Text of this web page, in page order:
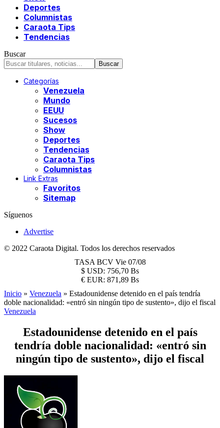
Deportes
Columnistas
Caraota Tips
Tendencias
Buscar
Categorías
Venezuela
Mundo
EEUU
Sucesos
Show
Deportes
Tendencias
Caraota Tips
Columnistas
Link Extras
Favoritos
Sitemap
Síguenos
Advertise
© 2022 Caraota Digital. Todos los derechos reservados
TASA BCV Vie 07/08
$ USD: 756,70 Bs
€ EUR: 871,89 Bs
Inicio » Venezuela » Estadounidense detenido en el país tendría
doble nacionalidad: «entró sin ningún tipo de sustento», dijo el fiscal
Venezuela
Estadounidense detenido en el país
tendría doble nacionalidad: «entró sin
ningún tipo de sustento», dijo el fiscal